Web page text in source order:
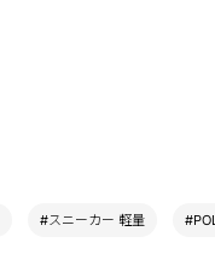
#スニーカー 軽量